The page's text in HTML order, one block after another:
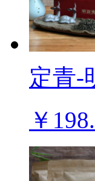
定青-
￥